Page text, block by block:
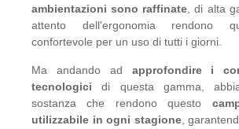
ambientazioni sono raffinate , di alta
attento dell'ergonomia rendono
confortevole per un uso di tutti i giorni.
Ma andando ad approfondire i
tecnologici di questa gamma,
sostanza che rendono questo
utilizzabile in ogni stagione,